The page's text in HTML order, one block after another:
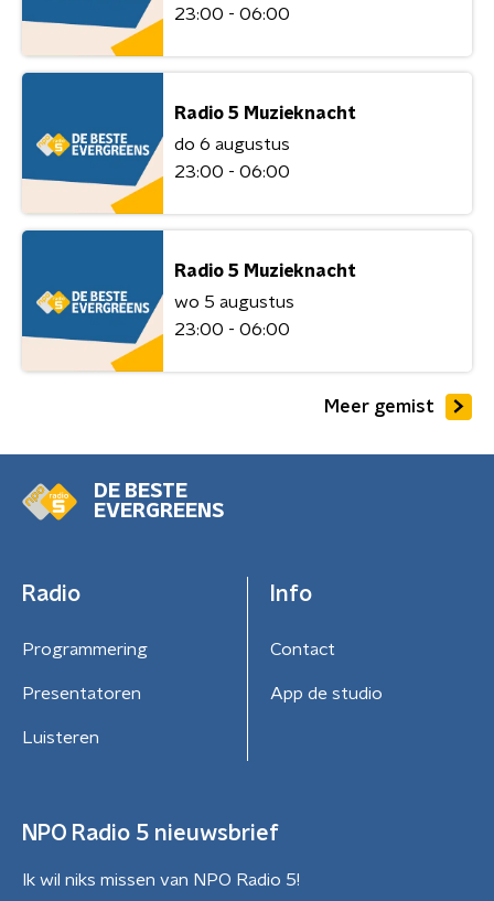
23:00 - 06:00
Radio 5 Muzieknacht
do 6 augustus
23:00 - 06:00
Radio 5 Muzieknacht
wo 5 augustus
23:00 - 06:00
Meer gemist
DE BESTE
EVERGREENS
Radio
Programmering
Presentatoren
Luisteren
Info
Contact
App de studio
NPO Radio 5 nieuwsbrief
Ik wil niks missen van NPO Radio 5!